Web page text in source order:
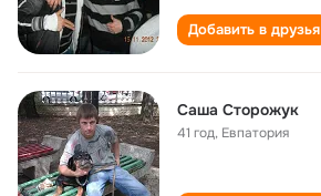
Добавить в друзья
Саша Сторожук
41 год, Евпатория